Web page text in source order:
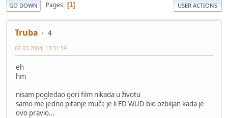
GO DOWN Pages 1 USER ACTIONS
Truba 4
02-03-2004, 13:31:59
eh
hm
nisam pogledao gori film nikada u životu
samo me jedno pitanje muči: je li ED WUD bio ozbiljan kada je
ovo pravio...